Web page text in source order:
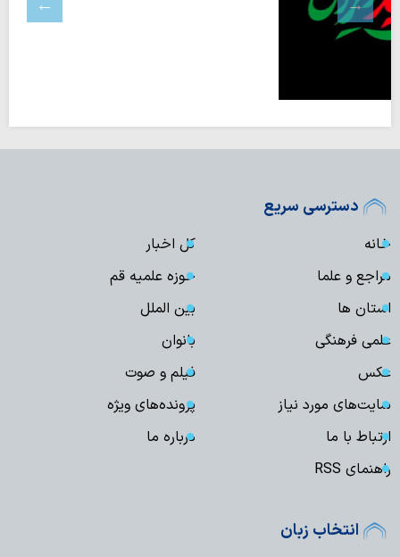
دسترسی سریع
خانه
کل اخبار
مراجع و علما
حوزه علمیه قم
استان ها
بین الملل
علمی فرهنگی
بانوان
عکس
فیلم و صوت
سایت‌های مورد نیاز
پرونده‌های ویژه
ارتباط با ما
درباره ما
راهنمای RSS
انتخاب زبان